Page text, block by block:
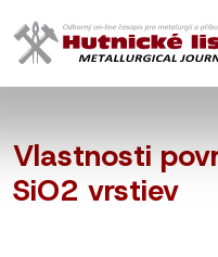
Vlastnosti
SiO2 vrstiev